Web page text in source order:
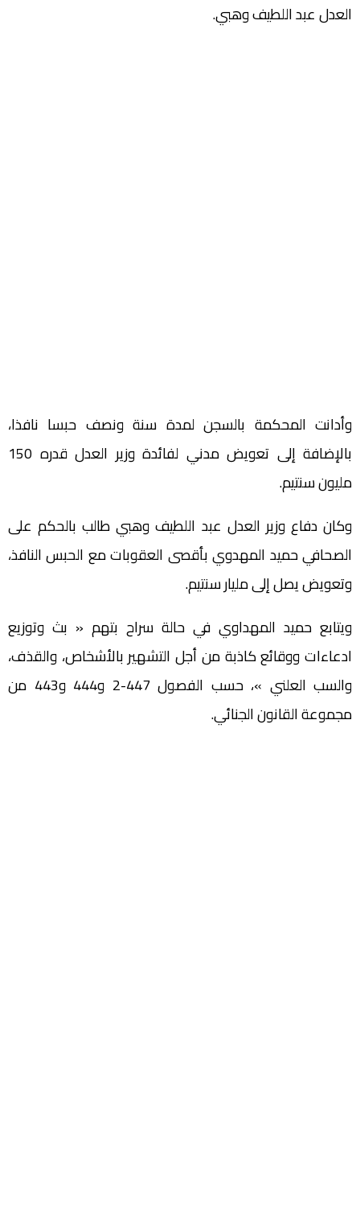
العدل عبد اللطيف وهبي.
وأدانت المحكمة بالسجن لمدة سنة ونصف حبسا نافذا،
بالإضافة إلى تعويض مدني لفائدة وزير العدل قدره 150
مليون سنتيم.
وكان دفاع وزير العدل عبد اللطيف وهبي طالب بالحكم على
الصحافي حميد المهدوي بأقصى العقوبات مع الحبس النافذ،
وتعويض يصل إلى مليار سنتيم.
ويتابع حميد المهداوي في حالة سراح بتهم « بث وتوزيع
ادعاءات ووقائع كاذبة من أجل التشهير بالأشخاص، والقذف،
والسب العلني »، حسب الفصول 447-2 و444 و443 من
مجموعة القانون الجنائي.